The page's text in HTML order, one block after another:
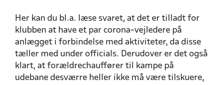
Her kan du bl.a. læse svaret, at det er tilladt for
klubben at have et par corona-vejledere på
anlægget i forbindelse med aktiviteter, da disse
tæller med under officials. Derudover er det også
klart, at forældrechauffører til kampe på
udebane desværre heller ikke må være tilskuere,